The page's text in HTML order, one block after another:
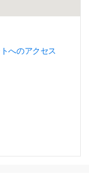
へのアクセス